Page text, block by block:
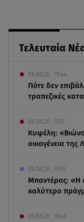
Τελευταία
06.08.26 , 19:44
Πότε δεν
τραπεζικές
06.08.26 , 19:17
Κυψέλη:
οικογένεια της
06.08.26 , 19:10
Μπαντέρας: «Η
καλύτερο
06.08.26 , 18:49